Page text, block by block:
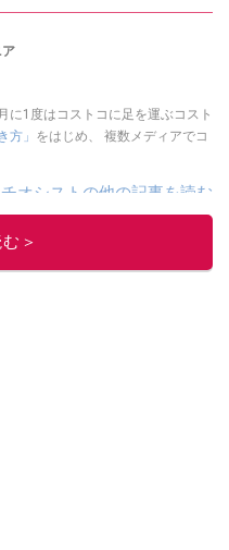
に1度はコストコに足を運ぶコスト
方」 をはじめ、 複数メディアでコ
オシストの他の記事を読む
＞